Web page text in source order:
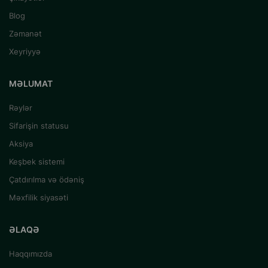
Blog
Zəmanət
Xeyriyyə
MƏLUMAT
Rəylər
Sifarişin statusu
Aksiya
Keşbek sistemi
Çatdırılma və ödəniş
Məxfilik siyasəti
ƏLAQƏ
Haqqımızda